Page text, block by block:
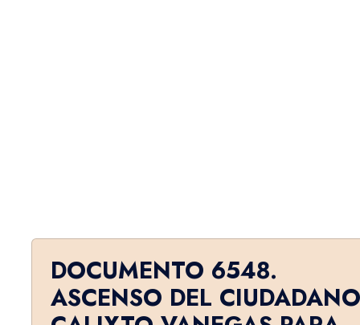
DOCUMENTO 6548.
ASCENSO DEL CIUDADANO